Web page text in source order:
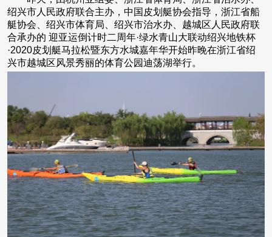
绍兴市人民政府联合主办，中国皮划艇协会指导，浙江省船
艇协会、绍兴市体育局、绍兴市治水办、越城区人民政府联
合承办的 迎亚运倒计时二周年·绿水青山大联动绍兴地铁杯
·2020皮划艇马拉松暨东方水城嘉年华开始昨晚在浙江省绍
兴市越城区风景秀丽的体育公园迪荡湖举行。